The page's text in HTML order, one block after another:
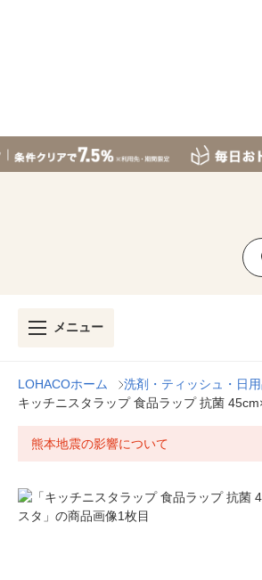
メニュー
LOHACOホーム 洗剤・ティッシュ・日
キッチニスタラップ 食品ラップ 抗菌
熊本地震の影響について